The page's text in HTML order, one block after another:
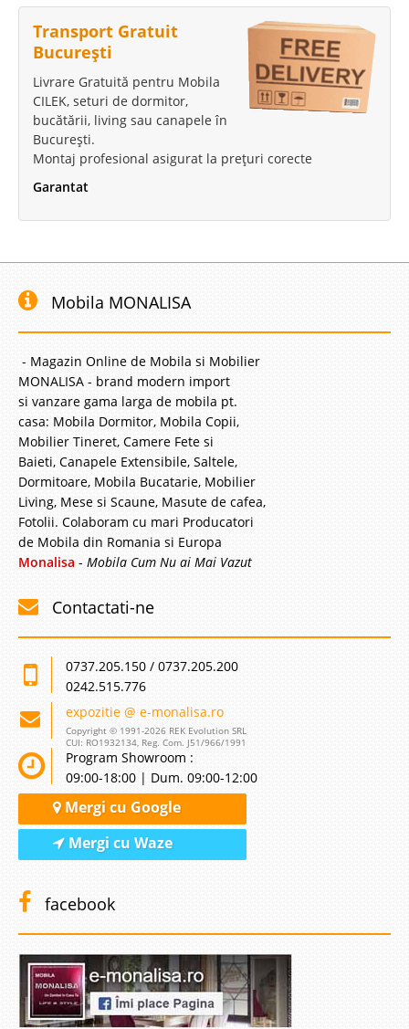
-39%
Comoda TV alba lucioasa Helen de
si elegant. Alb fildes lucios este o n..
2.937 Lei
Pret Redus1.780 Lei
Stoc Epuizat - Indisponibil
Adauga la Favorite
-39%
Comoda TV pt. Living elegant -
Vienna alb fildes de Lux
Comode Tv de Calitate pentru living sau dormitor – Vienna de Lux alb
fildes clasic Va recomndam o comoda tv alba superba ce este parte a
liniei de mobila si mobilier de tip FullConcept Vienna pe stil clasic adaptat
ideilor de amenajare contemporane. &nb..
890 Lei
-31%
Transport Gratuit
București
Livrare Gratuită pentru Mobila
CILEK, seturi de dormitor,
bucătării, living sau canapele în
București.
Montaj profesional asigurat la prețuri corecte
Garantat
Mobila MONALISA
- Magazin Online de Mobila si Mobilier
MONALISA - brand modern import
si vanzare gama larga de mobila pt.
casa: Mobila Dormitor, Mobila Copii,
Mobilier Tineret, Camere Fete si
Baieti, Canapele Extensibile, Saltele,
Dormitoare, Mobila Bucatarie, Mobilier
Living, Mese si Scaune, Masute de cafea,
Fotolii. Colaboram cu mari Producatori
de Mobila din Romania si Europa
Monalisa - Mobila Cum Nu ai Mai Vazut
Contactati-ne
0737.205.150 / 0737.205.200
0242.515.776
expozitie @ e-monalisa.ro
Copyright © 1991-2026 REK Evolution SRL
CUI: RO1932134, Reg. Com. J51/966/1991
Program Showroom :
09:00-18:00 | Dum. 09:00-12:00
Mergi cu Google
Mergi cu Waze
facebook